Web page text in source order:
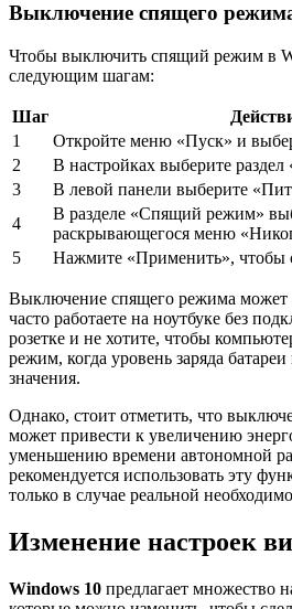
Выключение спящего
Чтобы выключить спящий режим в
следующим шагам:
Шаг
1
Откройте меню «Пуск» и
2
В настройках выберите раздел
3
В левой панели выберите
4
В разделе «Спящий режим»
раскрывающегося меню
5
Нажмите «Применить», чтобы
Выключение спящего режима может
часто работаете на ноутбуке без
розетке и не хотите, чтобы
режим, когда уровень заряда батареи
значения.
Однако, стоит отметить, что
может привести к увеличению
уменьшению времени автономной
рекомендуется использовать эту
только в случае реальной
Изменение настроек
Windows 10 предлагает множество